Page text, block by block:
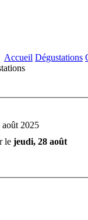
Accueil Dégustations
2025
le jeudi, 28 août